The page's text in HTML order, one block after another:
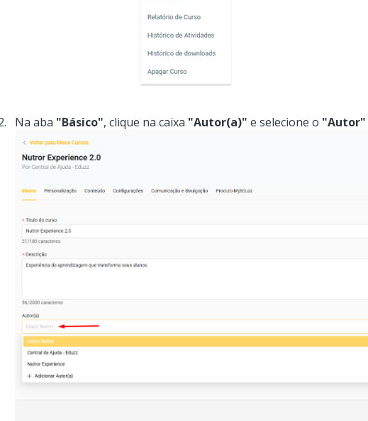
Na aba "Básico", clique na caixa "Autor(a)" e selecione o "Autor"